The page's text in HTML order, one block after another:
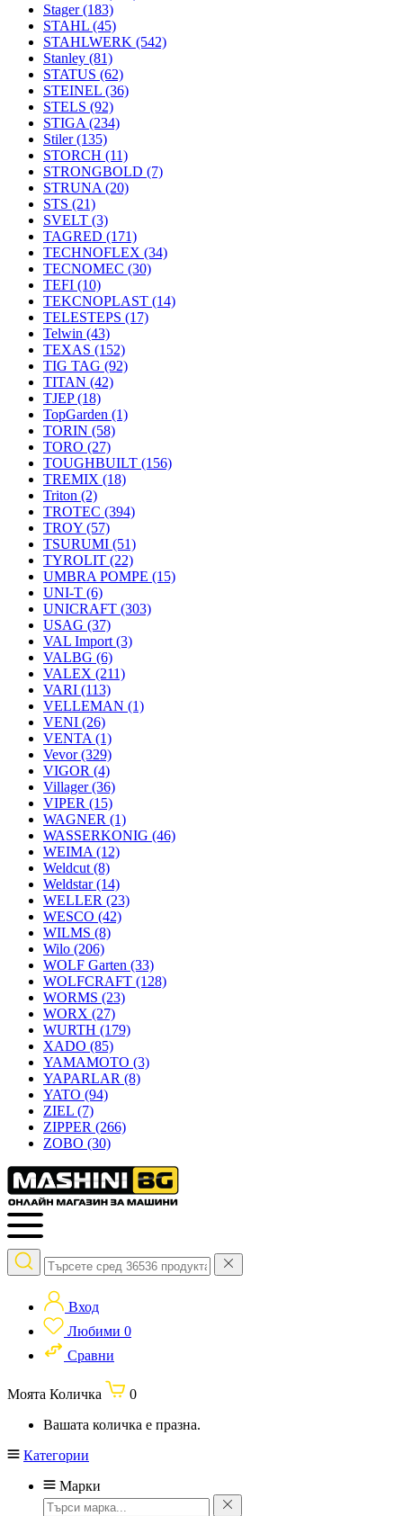
Stager(183)
STAHL (45)
STAHLWERK (542)
Stanley (81)
STATUS (62)
STEINEL (36)
STELS (92)
STIGA (234)
Stiler(135)
STORCH (11)
STRONGBOLD (7)
STRUNA (20)
STS (21)
SVELT (3)
TAGRED (171)
TECHNOFLEX (34)
TECNOMEC (30)
TEFI (10)
TEKCNOPLAST (14)
TELESTEPS (17)
Telwin (43)
TEXAS (152)
TIG TAG (92)
TITAN (42)
TJEP(18)
TopGarden (1)
TORIN (58)
TORO (27)
TOUGHBUILT (156)
TREMIX (18)
Triton (2)
TROTEC (394)
TROY (57)
TSURUMI (51)
TYROLIT (22)
UMBRA POMPE (15)
UNI-T (6)
UNICRAFT (303)
USAG (37)
VAL Import (3)
VALBG (6)
VALEX (211)
VARI (113)
VELLEMAN (1)
VENI (26)
VENTA (1)
Vevor(329)
VIGOR (4)
Villager(36)
VIPER (15)
WAGNER (1)
WASSERKONIG (46)
WEIMA (12)
Weldcut (8)
Weldstar(14)
WELLER (23)
WESCO (42)
WILMS (8)
Wilo (206)
WOLF Garten (33)
WOLFCRAFT (128)
WORMS (23)
WORX (27)
WURTH (179)
XADO (85)
YAMAMOTO (3)
YAPARLAR (8)
YATO (94)
ZIEL (7)
ZIPPER (266)
ZOBO (30)
Вход
Любими 0
Сравни
Моята Количка
0
Вашата количка е празна.
Категории
Марки